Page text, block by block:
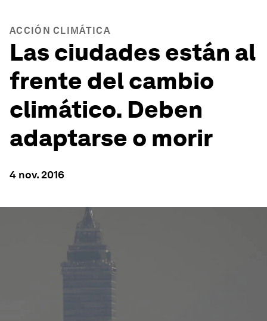
ACCIÓN CLIMÁTICA
Las ciudades están al
frente del cambio
climático. Deben
adaptarse o morir
4 nov. 2016